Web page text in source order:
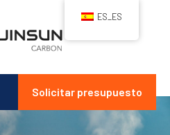
Solicitar presupuesto
ES_ES